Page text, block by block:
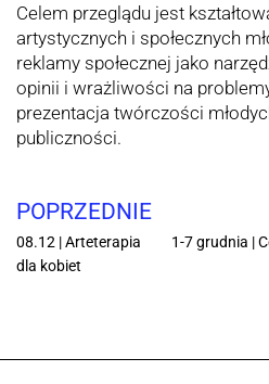
Celem przeglądu jest
artystycznych i społecznych
reklamy społecznej jako
opinii i wrażliwości na
prezentacja twórczości
publiczności.
POPRZEDNIE
08.12 | Arteterapia
dla kobiet
1-7 grudnia |